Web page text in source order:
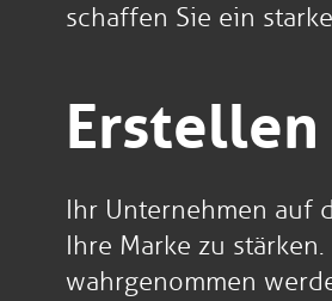
schaffen Sie ein
Ihr Unternehmen auf
Ihre Marke zu
wahrgenommen